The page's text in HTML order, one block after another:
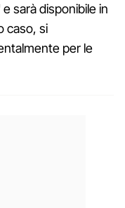
sarà disponibile in
caso, si
per le